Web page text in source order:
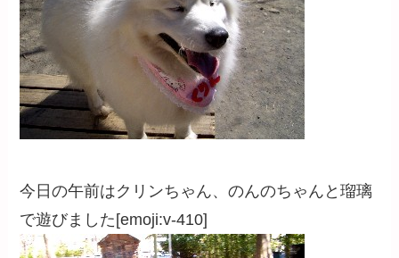
今日の午前はクリンちゃん、のんのちゃんと瑠璃
で遊びました[emoji:v-410]